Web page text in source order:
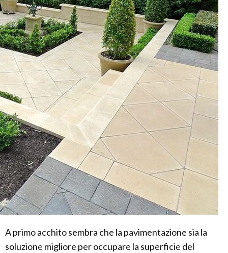
A primo acchito sembra che la pavimentazione sia la
soluzione migliore per occupare la superficie del